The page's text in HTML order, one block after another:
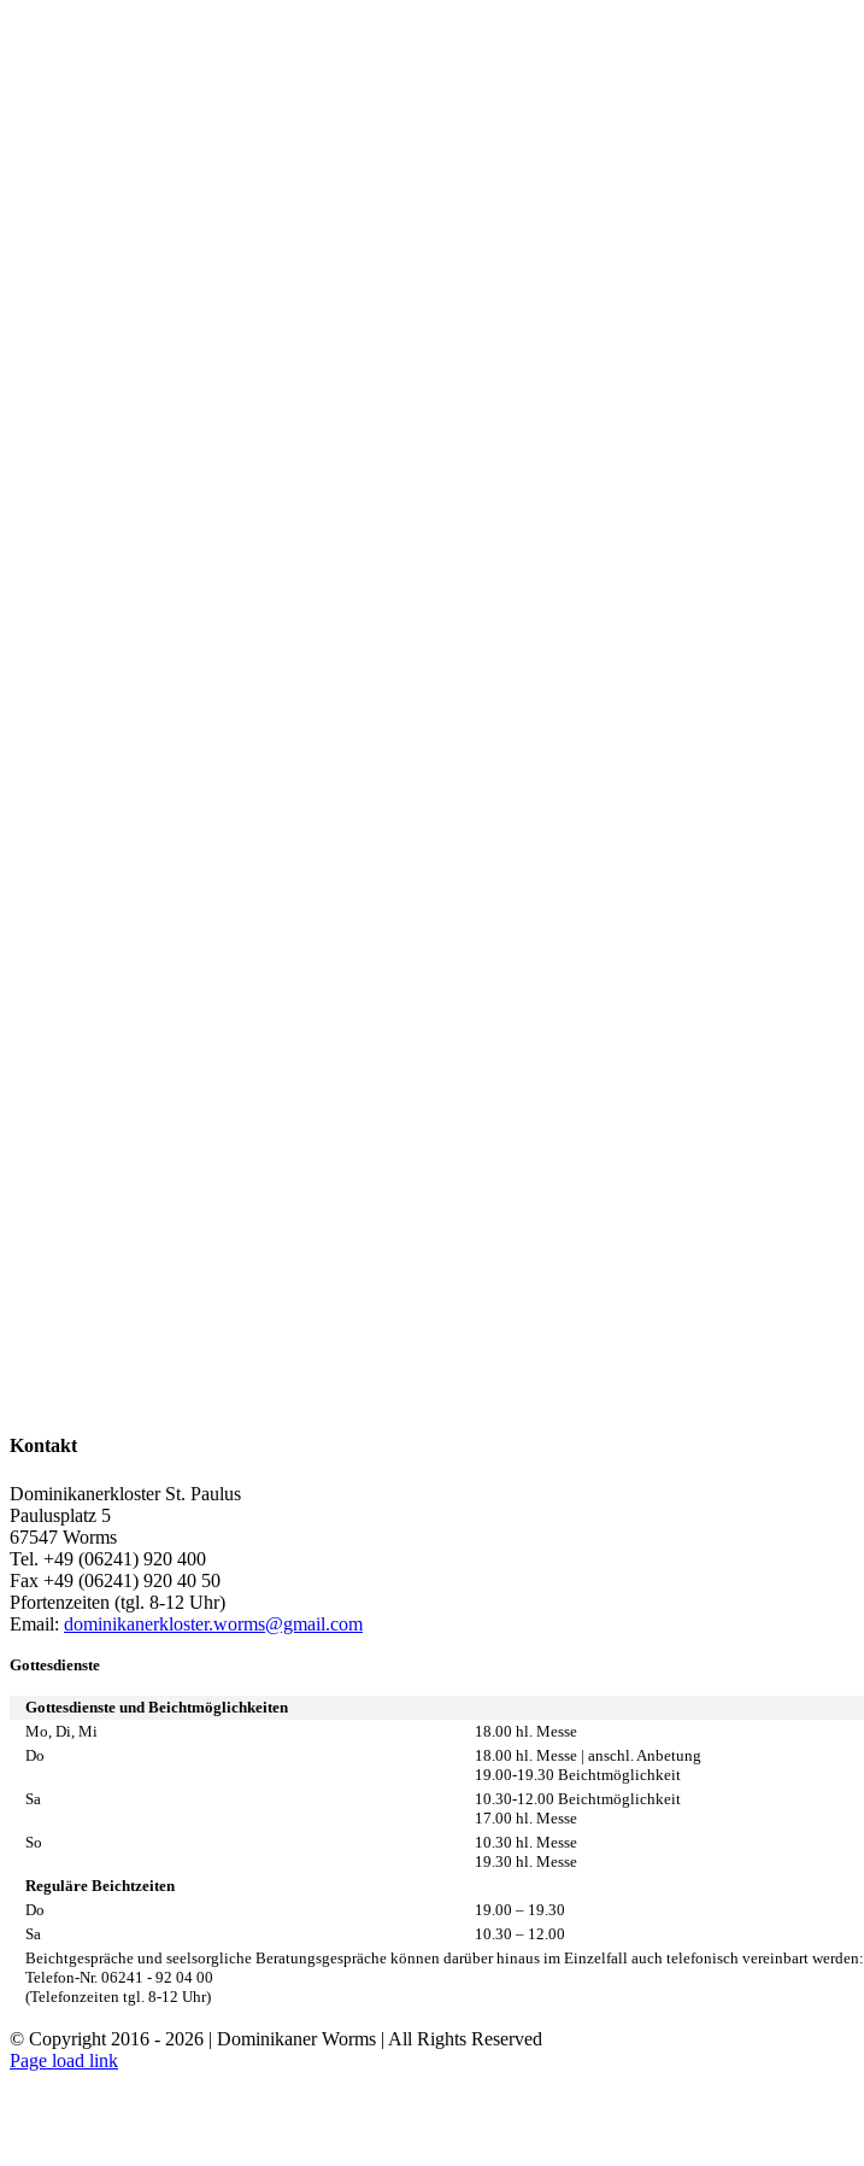
Kontakt
Dominikanerkloster St. Paulus
Paulusplatz 5
67547 Worms
Tel. +49 (06241) 920 400
Fax +49 (06241) 920 40 50
Pfortenzeiten (tgl. 8-12 Uhr)
Email: dominikanerkloster.worms@gmail.com
Gottesdienste
Gottesdienste und Beichtmöglichkeiten
Mo, Di, Mi
18.00 hl. Messe
Do
18.00 hl. Messe | anschl. Anbetung
19.00-19.30 Beichtmöglichkeit
Sa
10.30-12.00 Beichtmöglichkeit
17.00 hl. Messe
So
10.30 hl. Messe
19.30 hl. Messe
Reguläre Beichtzeiten
Do
19.00 – 19.30
Sa
10.30 – 12.00
Beichtgespräche und seelsorgliche Beratungsgespräche können darüber hinaus im Einzelfall auch telefonisch vereinbart werden:
Telefon-Nr. 06241 - 92 04 00
(Telefonzeiten tgl. 8-12 Uhr)
© Copyright 2016 - 2026 | Dominikaner Worms | All Rights Reserved
Facebook
Rss
Page load link